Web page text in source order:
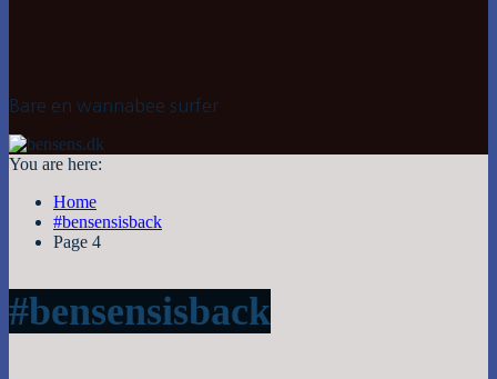
Bare en wannabee surfer
You are here:
Home
#bensensisback
Page 4
#bensensisback